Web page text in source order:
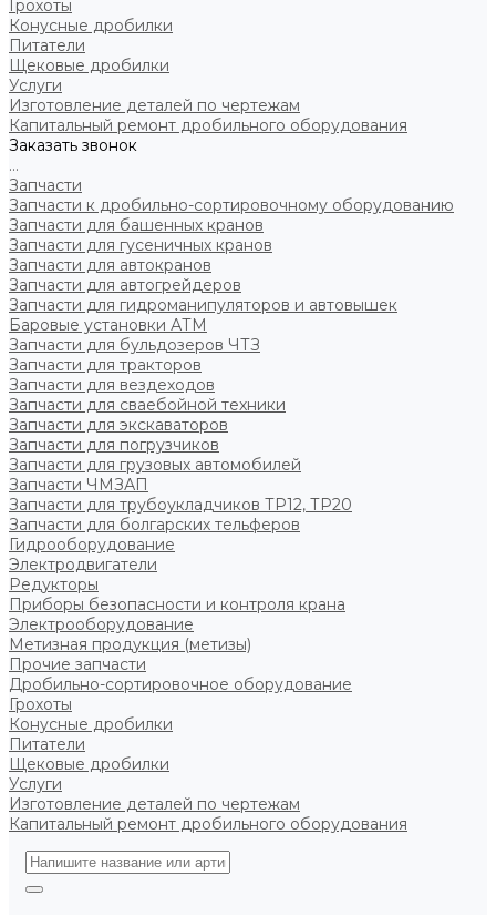
Грохоты
Конусные дробилки
Питатели
Щековые дробилки
Услуги
Изготовление деталей по чертежам
Капитальный ремонт дробильного оборудования
Заказать звонок
...
Запчасти
Запчасти к дробильно-сортировочному оборудованию
Запчасти для башенных кранов
Запчасти для гусеничных кранов
Запчасти для автокранов
Запчасти для автогрейдеров
Запчасти для гидроманипуляторов и автовышек
Баровые установки АТМ
Запчасти для бульдозеров ЧТЗ
Запчасти для тракторов
Запчасти для вездеходов
Запчасти для сваебойной техники
Запчасти для экскаваторов
Запчасти для погрузчиков
Запчасти для грузовых автомобилей
Запчасти ЧМЗАП
Запчасти для трубоукладчиков ТР12, ТР20
Запчасти для болгарских тельферов
Гидрооборудование
Электродвигатели
Редукторы
Приборы безопасности и контроля крана
Электрооборудование
Метизная продукция (метизы)
Прочие запчасти
Дробильно-сортировочное оборудование
Грохоты
Конусные дробилки
Питатели
Щековые дробилки
Услуги
Изготовление деталей по чертежам
Капитальный ремонт дробильного оборудования